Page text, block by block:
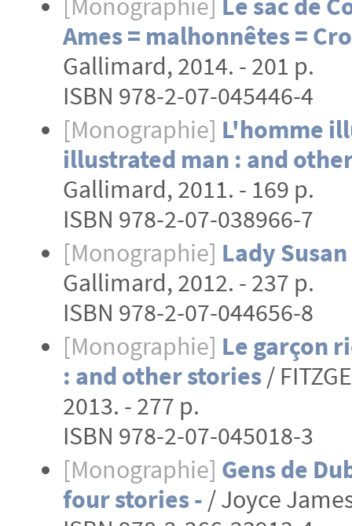
Ames = malhonnêtes =
Gallimard, 2014. - 201 p.
ISBN 978-2-07-045446-4
[Monographie] L'homme
illustrated man : and
Gallimard, 2011. - 169 p.
ISBN 978-2-07-038966-7
[Monographie] Lady
Gallimard, 2012. - 237 p.
ISBN 978-2-07-044656-8
[Monographie] Le garçon
: and other stories/
2013. - 277 p.
ISBN 978-2-07-045018-3
[Monographie] Gens de
four stories - / Joyce